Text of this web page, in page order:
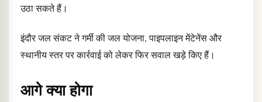
उठा सकते हैं।
इंदौर जल संकट ने गर्मी की जल योजना, पाइपलाइन मेंटेनेंस और
स्थानीय स्तर पर कार्रवाई को लेकर फिर सवाल खड़े किए हैं।
आगे क्या होगा